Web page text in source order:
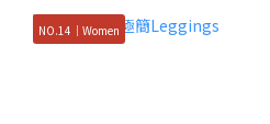
NO.14｜Women